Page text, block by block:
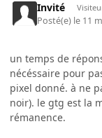
Invité
Posté(e) le 11
un temps de
nécéssaire pour
pixel donné. à ne
noir). le gtg est la
rémanence.